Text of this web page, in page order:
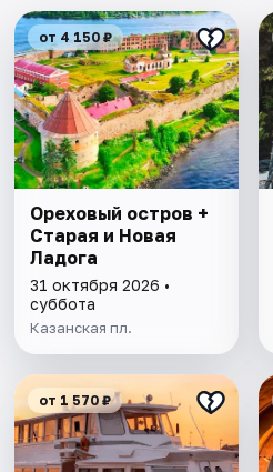
от 4 150 ₽
Ореховый остров +
Старая и Новая
Ладога
31 октября 2026 •
суббота
Казанская пл.
от 1 570 ₽